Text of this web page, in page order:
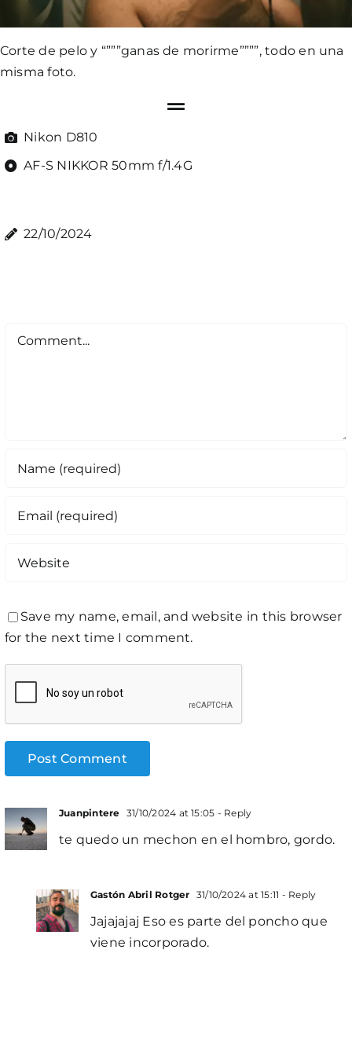
Corte de pelo y “”””ganas de morirme””””, todo en una
misma foto.
Nikon D810
AF-S NIKKOR 50mm f/1.4G
22/10/2024
Juanpintere 31/10/2024 at 15:05 - Reply
te quedo un mechon en el hombro, gordo.
Gastón Abril Rotger 31/10/2024 at 15:11 - Reply
Jajajajaj Eso es parte del poncho que
viene incorporado.
Comment
Save my name, email, and website in this browser
for the next time I comment.